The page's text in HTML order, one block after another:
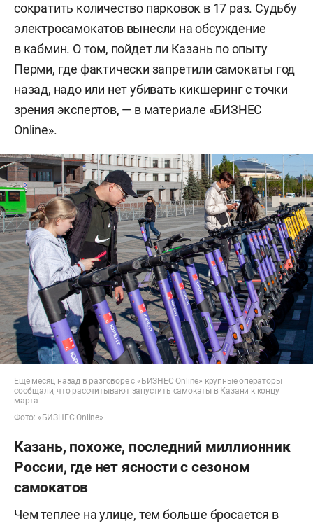
сократить количество парковок в 17 раз. Судьбу
электросамокатов вынесли на обсуждение
в кабмин. О том, пойдет ли Казань по опыту
Перми, где фактически запретили самокаты год
назад, надо или нет убивать кикшеринг с точки
зрения экспертов, — в материале «БИЗНЕС
Online».
Еще месяц назад в разговоре с «БИЗНЕС Online» крупные операторы
сообщали, что рассчитывают запустить самокаты в Казани к концу
марта
Фото: «БИЗНЕС Online»
Казань, похоже, последний миллионник
России, где нет ясности с сезоном
самокатов
Чем теплее на улице, тем больше бросается в